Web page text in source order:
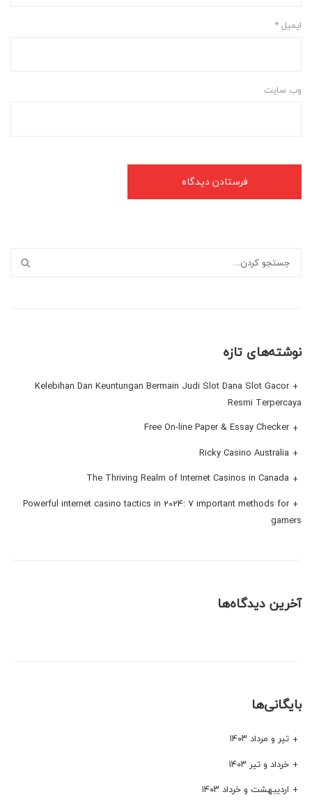
ایمیل*
وب‌ سایت
نوشته‌های تازه
Kelebihan Dan Keuntungan Bermain Judi Slot Dana Slot Gacor
Resmi Terpercaya
Free On-line Paper & Essay Checker
Ricky Casino Australia
The Thriving Realm of Internet Casinos in Canada
Powerful internet casino tactics in 2024: 7 important methods for
gamers
آخرین دیدگاه‌ها
بایگانی‌ها
تیر و مرداد ۱۴۰۳
خرداد و تیر ۱۴۰۳
اردیبهشت و خرداد ۱۴۰۳